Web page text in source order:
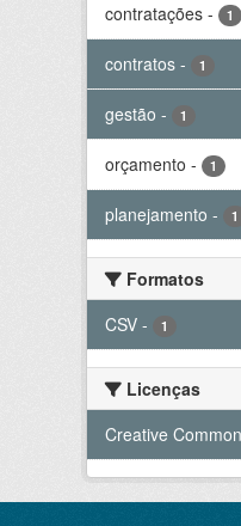
contratações - 1
contratos - 1
gestão - 1
orçamento - 1
planejamento - 1
Formatos
CSV - 1
Licenças
Creative